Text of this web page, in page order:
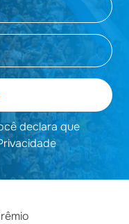
declara que